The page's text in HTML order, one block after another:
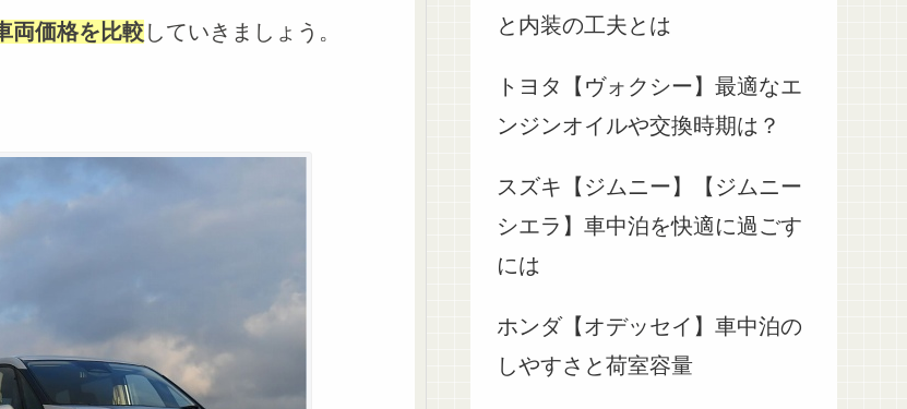
両価格を比較していきましょう。
と内装の工夫とは
トヨタ【ヴォクシー】最適なエ
ンジンオイルや交換時期は？
スズキ【ジムニー】【ジムニー
シエラ】車中泊を快適に過ごす
には
ホンダ【オデッセイ】車中泊の
しやすさと荷室容量